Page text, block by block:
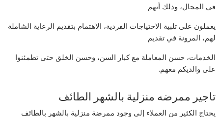
في المجال، وذلك أنهم
يعملون على تلبية الاحتياجات الفردية، الاهتمام بتقديم الرعاية الشاملة
لهم، المرونة في تقديم
الخدمات، حسن المعاملة مع كبار السن، وحسن الخلق حتى تطمئنوا
على والديكم معهم.
تاجير ممرضه منزلية بالشهر الطائف
يحتاج الكثير من العملاء إلي وجود ممرضة منزلية بالشهر بالطائف